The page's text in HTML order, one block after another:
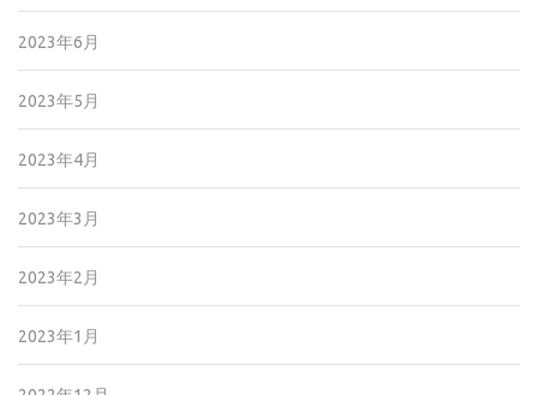
2023年6月
2023年5月
2023年4月
2023年3月
2023年2月
2023年1月